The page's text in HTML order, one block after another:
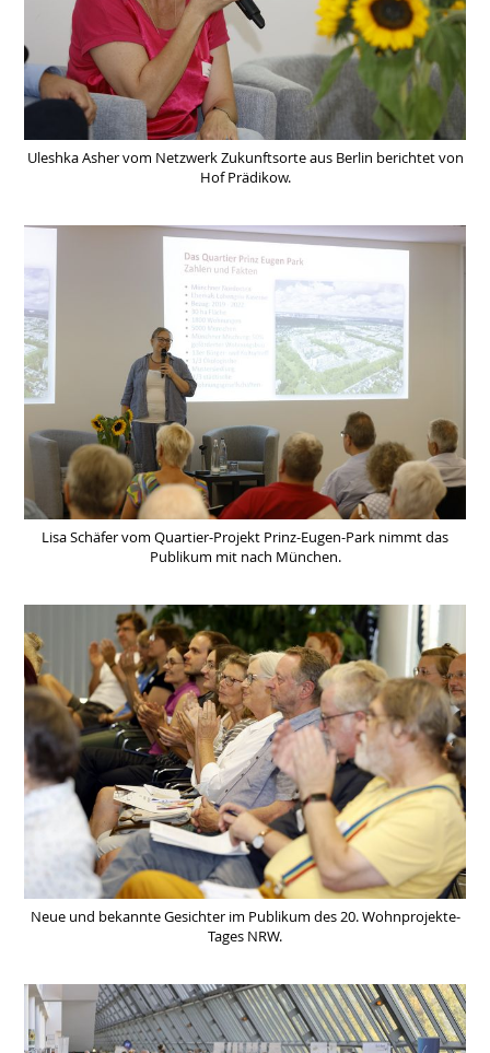
Uleshka Asher vom Netzwerk Zukunftsorte aus Berlin berichtet von
Hof Prädikow.
Lisa Schäfer vom Quartier-Projekt Prinz-Eugen-Park nimmt das
Publikum mit nach München.
Neue und bekannte Gesichter im Publikum des 20. Wohnprojekte-
Tages NRW.